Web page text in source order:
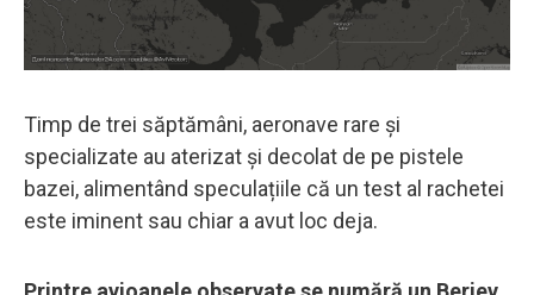
Timp de trei săptămâni, aeronave rare și
specializate au aterizat și decolat de pe pistele
bazei, alimentând speculațiile că un test al rachetei
este iminent sau chiar a avut loc deja.